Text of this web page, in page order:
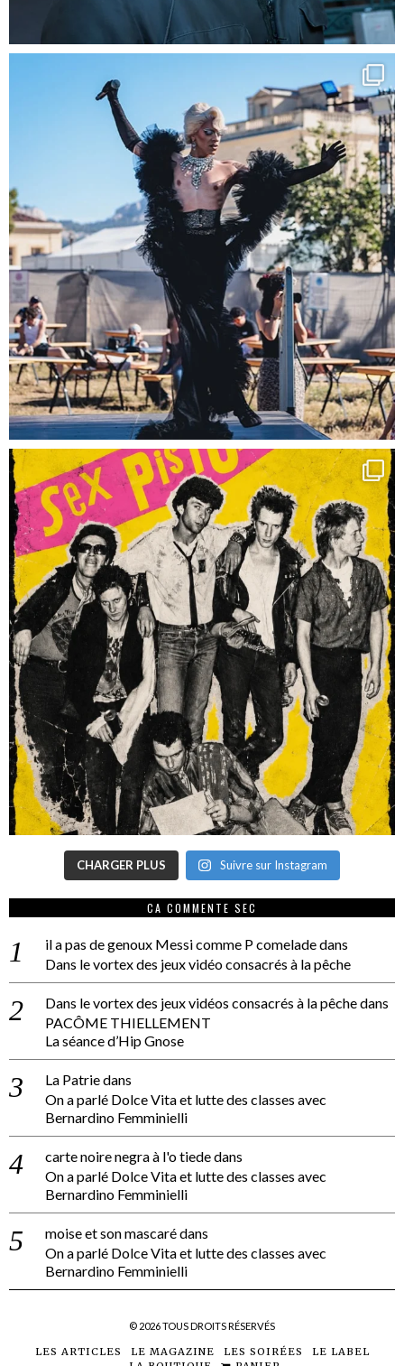
CHARGER PLUS Suivre sur Instagram
CA COMMENTE SEC
il a pas de genoux Messi comme P comeladedans
Dans le vortex des jeux vidéo consacrés à la pêche
Dans le vortex des jeux vidéos consacrés à la pêchedans
PACÔME THIELLEMENT
La séance d’Hip Gnose
La Patriedans
On a parlé Dolce Vita et lutte des classes avec
Bernardino Femminielli
carte noire negra à l'o tiededans
On a parlé Dolce Vita et lutte des classes avec
Bernardino Femminielli
moise et son mascarédans
On a parlé Dolce Vita et lutte des classes avec
Bernardino Femminielli
© 2026TOUS DROITS RÉSERVÉS
LES ARTICLES LE MAGAZINE LES SOIRÉES
LE LABEL